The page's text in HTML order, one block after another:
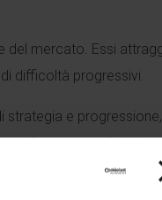
del mercato. Essi
difficoltà progressivi.
e
sviluppare prodotti
che stanno